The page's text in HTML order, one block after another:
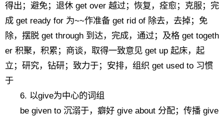
得出；避免；退休 get over 越过；恢复，痊愈；克服；完
成 get ready for 为~~作准备 get rid of 除去，去掉；免
除，摆脱 get through 到达，完成，通过；及格 get togeth
er 积聚，积累；商谈，取得一致意见 get up 起床，起
立；研究，钻研；致力于；安排，组织 get used to 习惯
于
6. 以give为中心的词组
be given to 沉溺于，癖好 give about 分配；传播 give